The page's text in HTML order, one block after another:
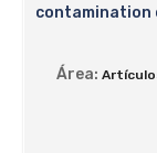
contamination
Área: